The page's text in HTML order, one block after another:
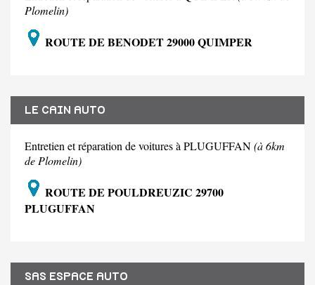
Plomelin)
ROUTE DE BENODET 29000 QUIMPER
LE CAIN AUTO
Entretien et réparation de voitures à PLUGUFFAN(à 6km
de Plomelin)
ROUTE DE POULDREUZIC 29700
PLUGUFFAN
SAS ESPACE AUTO